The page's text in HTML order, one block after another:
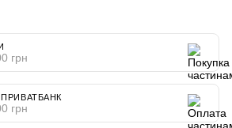
грн
грн